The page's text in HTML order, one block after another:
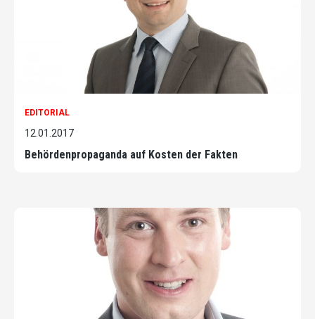
EDITORIAL
12.01.2017
Behördenpropaganda auf Kosten der Fakten